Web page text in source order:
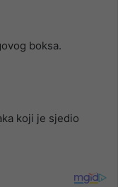
boksa.
koji je sjedio